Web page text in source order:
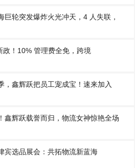
轮突发爆炸火光冲天，4 人失联，
！10% 管理费全免，跨境
，鑫辉跃把员工宠成宝！速来加入
鑫辉跃载誉而归，物流女神惊艳全场
宾选品展会：共拓物流新蓝海